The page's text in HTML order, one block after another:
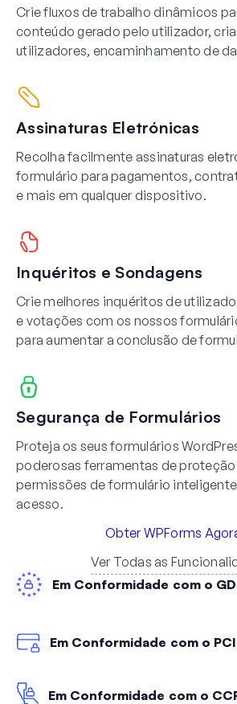
Crie fluxos de trabalho dinâmicos
conteúdo gerado pelo utilizador,
utilizadores, encaminhamento de
Assinaturas Eletrónicas
Recolha facilmente assinaturas
formulário para pagamentos,
e mais em qualquer dispositivo.
Inquéritos e Sondagens
Crie melhores inquéritos de
e votações com os nossos
para aumentar a conclusão de
Segurança de Formulários
Proteja os seus formulários
poderosas ferramentas de
permissões de formulário
acesso.
Obter WPForms
Ver Todas as
Em Conformidade com o
Em Conformidade com o PCI
Em Conformidade com o